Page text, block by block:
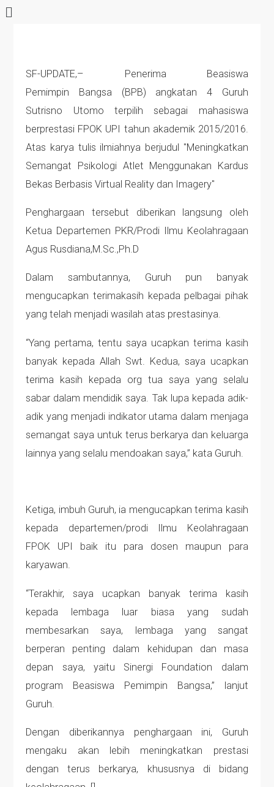
SF-UPDATE,– Penerima Beasiswa
Pemimpin Bangsa (BPB) angkatan 4 Guruh
Sutrisno Utomo terpilih sebagai mahasiswa
berprestasi FPOK UPI tahun akademik 2015/2016.
Atas karya tulis ilmiahnya berjudul "Meningkatkan
Semangat Psikologi Atlet Menggunakan Kardus
Bekas Berbasis Virtual Reality dan Imagery"
Penghargaan tersebut diberikan langsung oleh
Ketua Departemen PKR/Prodi Ilmu Keolahragaan
Agus Rusdiana,M.Sc.,Ph.D
Dalam sambutannya, Guruh pun banyak
mengucapkan terimakasih kepada pelbagai pihak
yang telah menjadi wasilah atas prestasinya.
“Yang pertama, tentu saya ucapkan terima kasih
banyak kepada Allah Swt. Kedua, saya ucapkan
terima kasih kepada org tua saya yang selalu
sabar dalam mendidik saya. Tak lupa kepada adik-
adik yang menjadi indikator utama dalam menjaga
semangat saya untuk terus berkarya dan keluarga
lainnya yang selalu mendoakan saya,” kata Guruh.
Ketiga, imbuh Guruh, ia mengucapkan terima kasih
kepada departemen/prodi Ilmu Keolahragaan
FPOK UPI baik itu para dosen maupun para
karyawan.
“Terakhir, saya ucapkan banyak terima kasih
kepada lembaga luar biasa yang sudah
membesarkan saya, lembaga yang sangat
berperan penting dalam kehidupan dan masa
depan saya, yaitu Sinergi Foundation dalam
program Beasiswa Pemimpin Bangsa,” lanjut
Guruh.
Dengan diberikannya penghargaan ini, Guruh
mengaku akan lebih meningkatkan prestasi
dengan terus berkarya, khususnya di bidang